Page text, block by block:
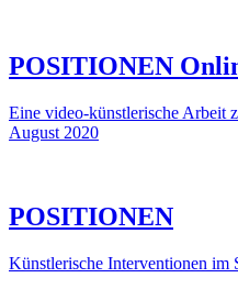
POSITIONEN
Eine video-künstlerische
August 2020
POSITIONEN
Künstlerische Interventionen im